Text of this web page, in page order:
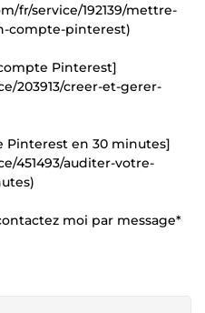
fr/service/192139/mettre-
compte-pinterest)
Pinterest]
203913/creer-et-gerer-
Pinterest en 30 minutes]
451493/auditer-votre-
moi par message*